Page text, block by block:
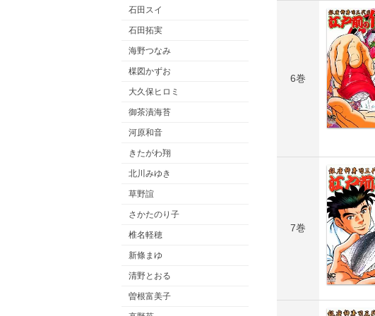
石田スイ
石田拓実
海野つなみ
楳図かずお
大久保ヒロミ
御茶漬海苔
河原和音
きたがわ翔
北川みゆき
草野誼
さかたのり子
椎名軽穂
新條まゆ
清野とおる
曽根富美子
6巻
7巻